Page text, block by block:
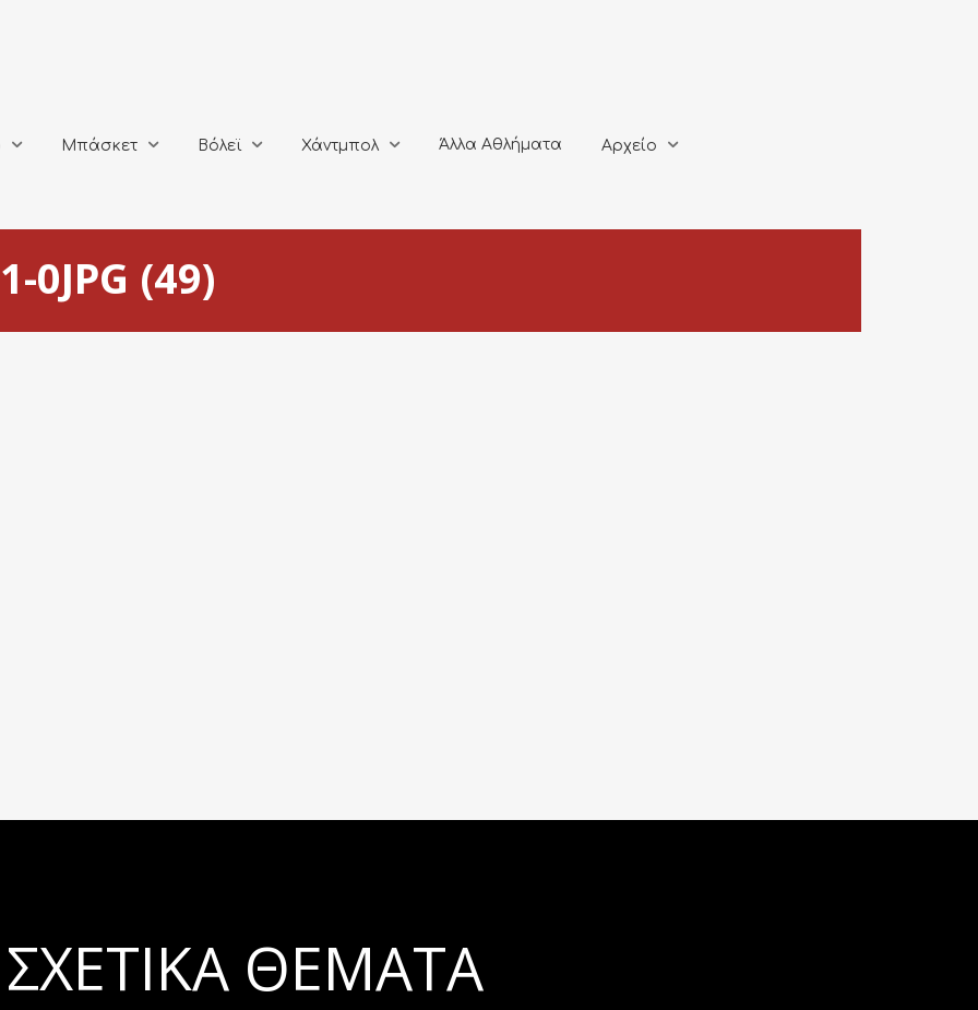
Μπάσκετ Βόλεϊ Χάντμπολ Άλλα Αθλήματα Αρχείο
(49)
ΣΧΕΤΙΚΆ ΘΈΜΑΤΑ